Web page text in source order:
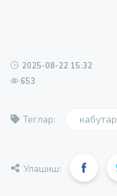
2025-08-22 15:32
653
Теглар: кабутар
Улашиш: